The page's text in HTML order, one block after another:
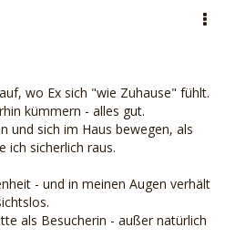
wo Ex sich "wie Zuhause" fühlt.
kümmern - alles gut.
und sich im Haus bewegen, als
ich sicherlich raus.
- und in meinen Augen verhält
als Besucherin - außer natürlich